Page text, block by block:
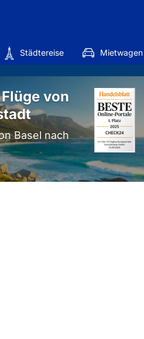
Städtereise Mietwagen
von
Basel nach